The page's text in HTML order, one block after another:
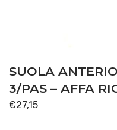
SUOLA
3/PAS – AFFA
€27,15